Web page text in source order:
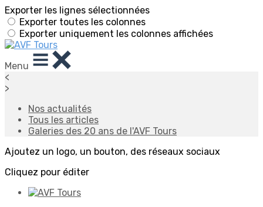
Exporter les lignes sélectionnées
Exporter toutes les colonnes
Exporter uniquement les colonnes affichées
Menu
<
>
Nos actualités
Tous les articles
Galeries des 20 ans de l'AVF Tours
Ajoutez un logo, un bouton, des réseaux sociaux
Cliquez pour éditer